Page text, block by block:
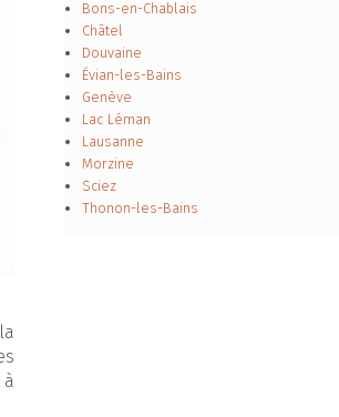
Bons-en-Chablais
Châtel
Douvaine
Évian-les-Bains
Genève
Lac Léman
Lausanne
Morzine
Sciez
Thonon-les-Bains